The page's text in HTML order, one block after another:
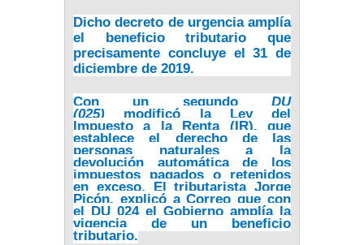
Dicho decreto de urgencia amplía
el beneficio tributario que
precisamente concluye el 31 de
diciembre de 2019.
Con un segundo DU
(025) modificó la Ley del
Impuesto a la Renta (IR), que
establece el derecho de las
personas naturales a la
devolución automática de los
impuestos pagados o retenidos
en exceso. El tributarista Jorge
Picón, explicó a Correo que con
el DU 024 el Gobierno amplía la
vigencia de un beneficio
tributario.